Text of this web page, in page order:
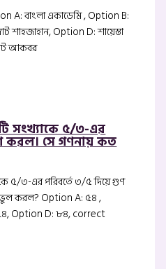
A: বাংলা একাডেমি , Option B:
শাহজাহান, Option D: শায়েস্তা
আকবর
সংখ্যাকে ৫/৩-এর
করল। সে গণনায় কত
৫/৩-এর পরিবর্তে ৩/৫ দিয়ে গুণ
করল? Option A: ৫৪ ,
Option D: ৮৪, correct